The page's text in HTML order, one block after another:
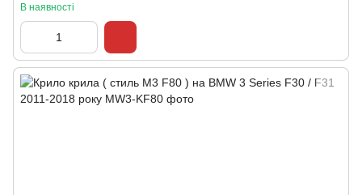
В наявності